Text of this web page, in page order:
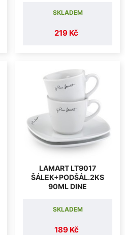
219 Kč
SKLADEM
LAMART LT9017
ŠÁLEK+PODŠÁL.2KS
90ML DINE
189 Kč
SKLADEM